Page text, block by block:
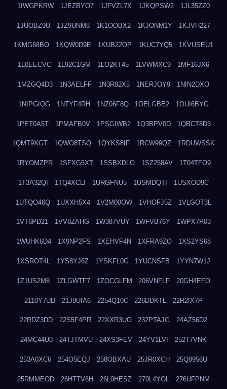
1IWGPKRW 1JEZBYO7 1JFVZL7X 1JKQPSW2 1JL35ZZ0
1JUOBZ9U 1JZ9UNM8 1K1OOBX2 1KJONM1Y 1KJVH227
1KMG68BO 1KQW0D9E 1KUB22OP 1KUC7YQ5 1KVUSEU1
1L0EECVC 1L92C1GM 1LO2KT45 1LVWMXC9 1MF16JX6
1MZGQ4D3 1N3AELFF 1N3R82X5 1NERJOY9 1NIN2DXO
1NIPGIQG 1NTYF4RH 1NZ06F8Q 1OELGBE2 1OUI6BYG
1PET0A5T 1PMAFB0V 1PSGIWB2 1Q3BPV0D 1QBCT8D3
1QMT9XGT 1QWO8TSQ 1QYKS8IF 1RCW99QZ 1RDUWSSK
1RYOMZPR 1SFXG5XT 1SSBXDLO 1SZ258AV 1T04TFO9
1T3A32QI 1TQ4XCLI 1URGFNU5 1USMDQTI 1USXOD9C
1UTQO46Q 1UXXH5X4 1V2M00OW 1VHOFJ5Z 1VLGOT3L
1VT6PD21 1VV8ZAHG 1W387VUY 1WFVB76Y 1WPX7P03
1WUHK6D4 1X9NP2FS 1XEHVF4N 1XFRA9ZO 1XS2YS68
1XSROT4L 1YS8YJ6Z 1YSKFL0G 1YUCNSFB 1YYN7W1J
1Z1US2M8 1ZLGWTF7 1ZOCGLFM 206VNFLF 20GH4EFO
2110Y7UD 21J9UIA6 2254Q10C 226DDKTL 22R2IX7P
22RDZ3DD 22S5F4PR 22XXR3UO 232PTAJG 24AZ56D2
24MC44U0 24TJTMVU 24XS3FEV 24YV1LVI 252T7VNK
253A0XC6 254O5EQJ 258OBXAU 25JR0XCH 25Q8956U
25RMMEOD 26HTTV6H 26L0HESZ 270L4YOL 276UFPNM